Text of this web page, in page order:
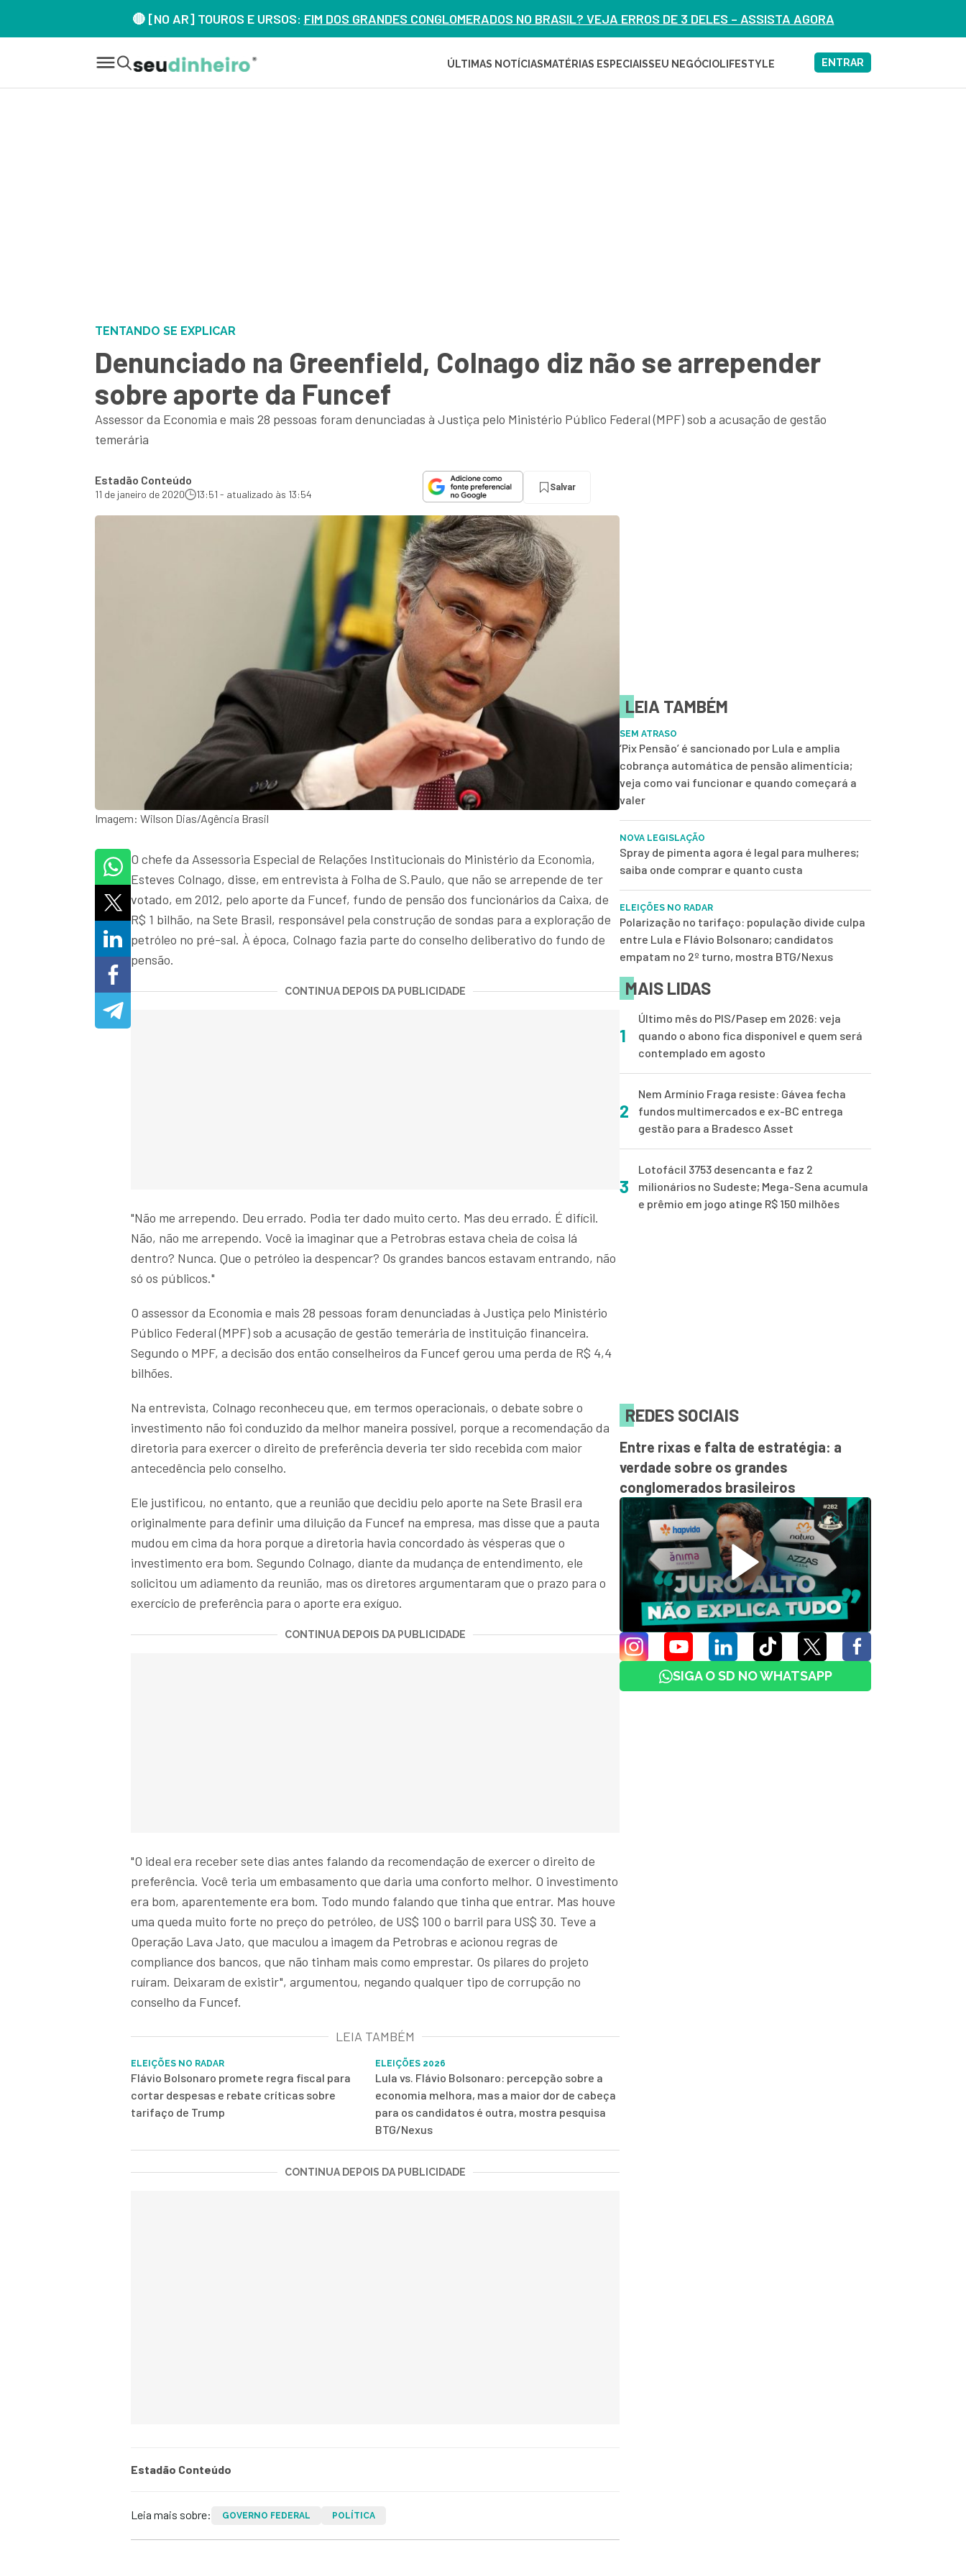
🔴 [NO AR] TOUROS E URSOS: FIM DOS GRANDES CONGLOMERADOS NO BRASIL? VEJA ERROS DE 3 DELES – ASSISTA AGORA
ÚLTIMAS NOTÍCIAS MATÉRIAS ESPECIAISSEU NEGÓCIOLIFESTYLE ENTRAR
TENTANDO SE EXPLICAR
Denunciado na Greenfield, Colnago diz não se arrepender
sobre aporte da Funcef
Assessor da Economia e mais 28 pessoas foram denunciadas à Justiça pelo Ministério Público Federal (MPF) sob a acusação de gestão
temerária
Estadão Conteúdo
11 de janeiro de 2020 13:51 - atualizado às 13:54
Salvar
Imagem: Wilson Dias/Agência Brasil
O chefe da Assessoria Especial de Relações Institucionais do Ministério da Economia,
Esteves Colnago, disse, em entrevista à Folha de S.Paulo, que não se arrepende de ter
votado, em 2012, pelo aporte da Funcef, fundo de pensão dos funcionários da Caixa, de
R$ 1 bilhão, na Sete Brasil, responsável pela construção de sondas para a exploração de
petróleo no pré-sal. À época, Colnago fazia parte do conselho deliberativo do fundo de
pensão.
CONTINUA DEPOIS DA PUBLICIDADE
"Não me arrependo. Deu errado. Podia ter dado muito certo. Mas deu errado. É difícil.
Não, não me arrependo. Você ia imaginar que a Petrobras estava cheia de coisa lá
dentro? Nunca. Que o petróleo ia despencar? Os grandes bancos estavam entrando, não
só os públicos."
O assessor da Economia e mais 28 pessoas foram denunciadas à Justiça pelo Ministério
Público Federal (MPF) sob a acusação de gestão temerária de instituição financeira.
Segundo o MPF, a decisão dos então conselheiros da Funcef gerou uma perda de R$ 4,4
bilhões.
Na entrevista, Colnago reconheceu que, em termos operacionais, o debate sobre o
investimento não foi conduzido da melhor maneira possível, porque a recomendação da
diretoria para exercer o direito de preferência deveria ter sido recebida com maior
antecedência pelo conselho.
Ele justificou, no entanto, que a reunião que decidiu pelo aporte na Sete Brasil era
originalmente para definir uma diluição da Funcef na empresa, mas disse que a pauta
mudou em cima da hora porque a diretoria havia concordado às vésperas que o
investimento era bom. Segundo Colnago, diante da mudança de entendimento, ele
solicitou um adiamento da reunião, mas os diretores argumentaram que o prazo para o
exercício de preferência para o aporte era exíguo.
CONTINUA DEPOIS DA PUBLICIDADE
"O ideal era receber sete dias antes falando da recomendação de exercer o direito de
preferência. Você teria um embasamento que daria uma conforto melhor. O investimento
era bom, aparentemente era bom. Todo mundo falando que tinha que entrar. Mas houve
uma queda muito forte no preço do petróleo, de US$ 100 o barril para US$ 30. Teve a
Operação Lava Jato, que maculou a imagem da Petrobras e acionou regras de
compliance dos bancos, que não tinham mais como emprestar. Os pilares do projeto
ruíram. Deixaram de existir", argumentou, negando qualquer tipo de corrupção no
conselho da Funcef.
LEIA TAMBÉM
ELEIÇÕES NO RADAR
Flávio Bolsonaro promete regra fiscal para
cortar despesas e rebate críticas sobre
tarifaço de Trump
ELEIÇÕES 2026
Lula vs. Flávio Bolsonaro: percepção sobre a
economia melhora, mas a maior dor de cabeça
para os candidatos é outra, mostra pesquisa
BTG/Nexus
CONTINUA DEPOIS DA PUBLICIDADE
Estadão Conteúdo
Leia mais sobre: GOVERNO FEDERAL POLÍTICA
LEIA TAMBÉM
SEM ATRASO
‘Pix Pensão’ é sancionado por Lula e amplia
cobrança automática de pensão alimentícia;
veja como vai funcionar e quando começará a
valer
NOVA LEGISLAÇÃO
Spray de pimenta agora é legal para mulheres;
saiba onde comprar e quanto custa
ELEIÇÕES NO RADAR
Polarização no tarifaço: população divide culpa
entre Lula e Flávio Bolsonaro; candidatos
empatam no 2º turno, mostra BTG/Nexus
MAIS LIDAS
1
Último mês do PIS/Pasep em 2026: veja
quando o abono fica disponível e quem será
contemplado em agosto
2
Nem Armínio Fraga resiste: Gávea fecha
fundos multimercados e ex-BC entrega
gestão para a Bradesco Asset
3
Lotofácil 3753 desencanta e faz 2
milionários no Sudeste; Mega-Sena acumula
e prêmio em jogo atinge R$ 150 milhões
REDES SOCIAIS
Entre rixas e falta de estratégia: a
verdade sobre os grandes
conglomerados brasileiros
SIGA O SD NO WHATSAPP